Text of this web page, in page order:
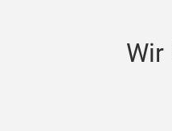
Wir